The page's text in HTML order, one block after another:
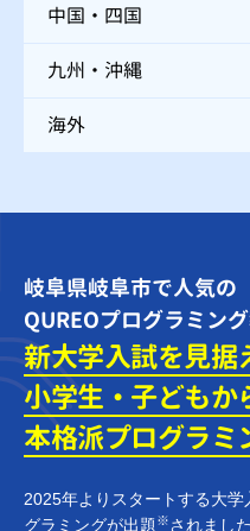
中国・四国
九州・沖縄
海外
岐阜県岐阜市で人気の
QUREOプログラミン
新大学入試を見据
小学生・子どもか
本格派プログラミ
2025年よりスタートする大
グラミングが出題※されました